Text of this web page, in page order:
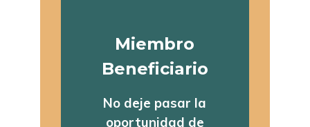
Miembro
Beneficiario
No deje pasar la
oportunidad de